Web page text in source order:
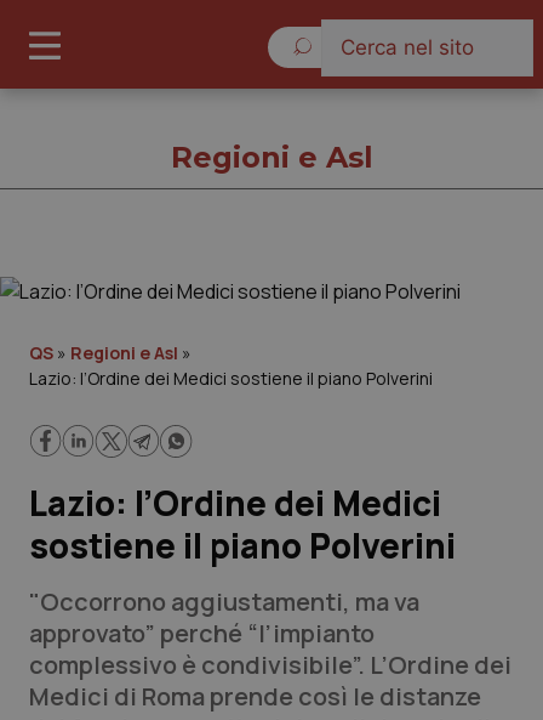
Cronache
Lavoro e Professioni
Scienza e Farmaci
Studi e Analisi
Regioni e Asl
QS » Regioni e Asl »
Lazio: l’Ordine dei Medici sostiene il piano Polverini
Lazio: l’Ordine dei Medici
sostiene il piano Polverini
"Occorrono aggiustamenti, ma va
approvato” perché “l’impianto
complessivo è condivisibile”. L’Ordine dei
Medici di Roma prende così le distanze